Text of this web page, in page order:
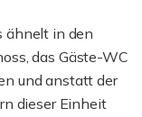
ähnelt in den
das Gäste-WC
und anstatt der
dieser Einheit